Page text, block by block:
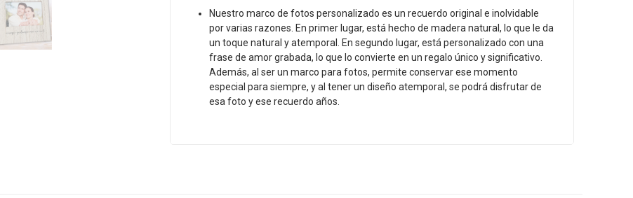
Nuestro marco de fotos personalizado es un recuerdo original e inolvidable
por varias razones. En primer lugar, está hecho de madera natural, lo que le da
un toque natural y atemporal. En segundo lugar, está personalizado con una
frase de amor grabada, lo que lo convierte en un regalo único y significativo.
Además, al ser un marco para fotos, permite conservar ese momento
especial para siempre, y al tener un diseño atemporal, se podrá disfrutar de
esa foto y ese recuerdo años.